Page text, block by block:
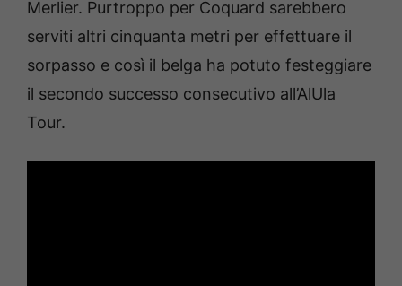
Merlier. Purtroppo per Coquard sarebbero
serviti altri cinquanta metri per effettuare il
sorpasso e così il belga ha potuto festeggiare
il secondo successo consecutivo all’AlUla
Tour.